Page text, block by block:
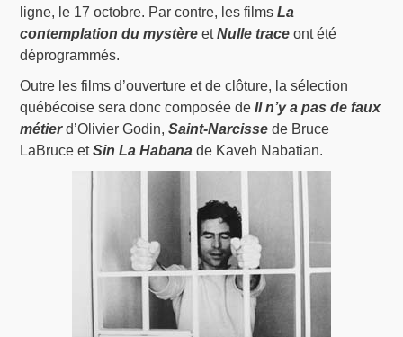
ligne, le 17 octobre. Par contre, les filmsLa
contemplation du mystère etNulle trace ont été
déprogrammés.
Outre les films d’ouverture et de clôture, la sélection
québécoise sera donc composée deIl n’y a pas de faux
métierd’Olivier Godin,Saint-Narcisse de Bruce
LaBruce etSin La Habana de Kaveh Nabatian.